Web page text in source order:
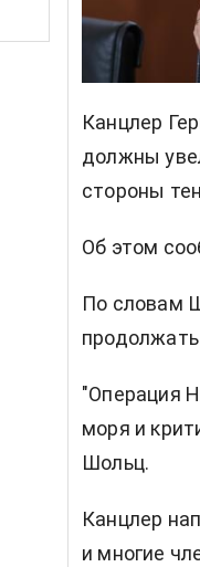
Канцлер
должны
стороны
Об этом
По словам
"Операция
моря и
Шольц.
Канцлер
и многие